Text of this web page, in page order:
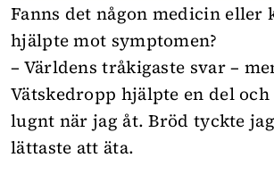
Fanns det någon medicin eller
hjälpte mot symptomen?
– Världens tråkigaste svar –
Vätskedropp hjälpte en del
lugnt när jag åt. Bröd tyckte
lättaste att äta.